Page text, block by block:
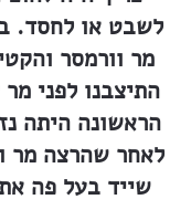
לשבט או לחסד.
מר וורמסר
התיצבנו לפני
הראשונה היתה
לאחר שהרצה מר
שייד בעל פה